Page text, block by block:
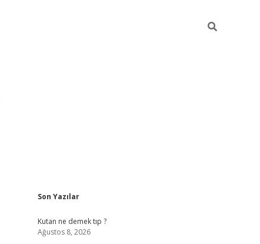
Sidebar
Son Yazılar
Kutan ne demek tıp ?
Ağustos 8, 2026